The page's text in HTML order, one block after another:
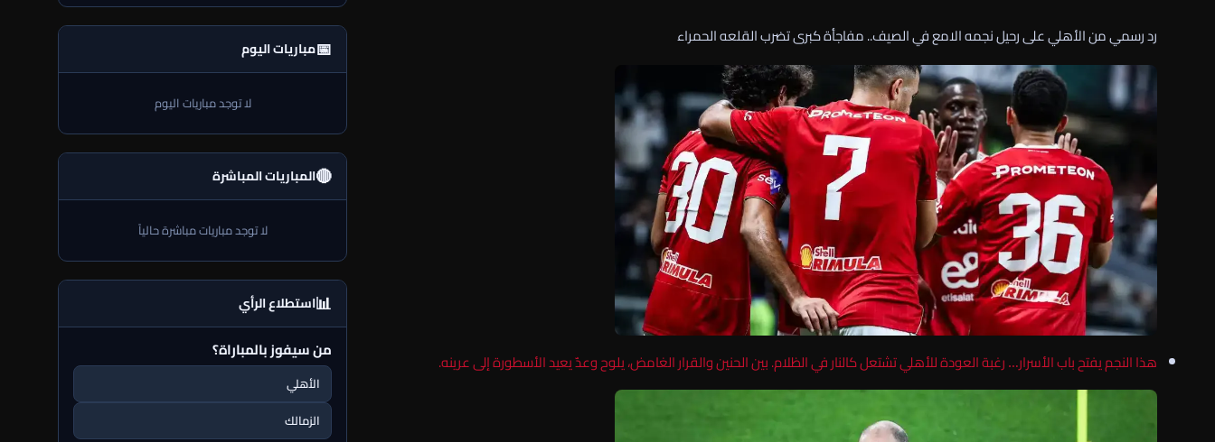
رد رسمي من الأهلي على رحيل نجمه الامع في الصيف.. مفاجأة كبرى تضرب القلعه الحمراء
هذا النجم يفتح باب الأسرار… رغبة العودة للأهلي تشتعل كالنار في الظلام. بين الحنين والقرار الغامض، يلوح وعدٌ يعيد الأسطورة إلى عرينه.
📅مباريات اليوم
لا توجد مباريات اليوم
🔴المباريات المباشرة
لا توجد مباريات مباشرة حالياً
📊استطلاع الرأي
من سيفوز بالمباراة؟
الأهلي
الزمالك